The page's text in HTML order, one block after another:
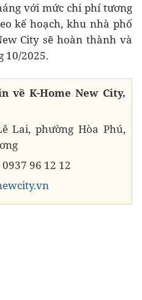
với mức chi phí tương
kế hoạch, khu nhà phố
City sẽ hoàn thành và
10/2025.
về K-Home New City,
Lai, phường Hòa Phú,
96 12 12